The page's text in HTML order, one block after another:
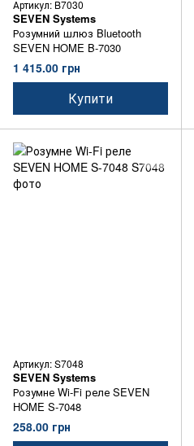
Артикул: B7030
SEVEN Systems
Розумний шлюз Bluetooth
SEVEN HOME B-7030
1 415.00 грн
Купити
Артикул: S7048
SEVEN Systems
Розумне Wi-Fi реле SEVEN
HOME S-7048
258.00 грн